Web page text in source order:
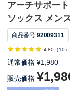
アーチサポー
ソックス メン
商品番号 92009311
4.80 （10）
通常価格 ¥1,980
販売価格 ¥